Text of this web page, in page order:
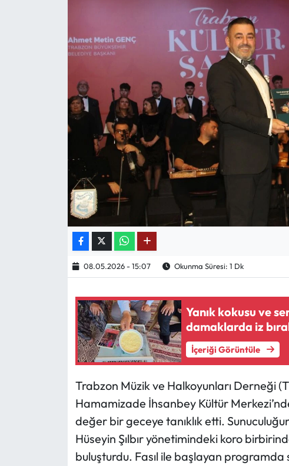
08.05.2026 - 15:07 Okunma Süresi: 1 Dk
Yanık kokusu ve
damaklarda iz
İçeriği Görüntüle
Trabzon Müzik ve Halkoyunları Derneği
Hamamizade İhsanbey Kültür
değer bir geceye tanıklık etti.
Hüseyin Şılbır yönetimindeki koro
buluşturdu. Fasıl ile başlayan
Röportaj
Köşe Yazıları
Karikatür Galeri
ASTROLOJİ
Spor Yazıları
Mektup Galeri